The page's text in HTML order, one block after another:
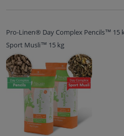
Pro-Linen® Day Complex Pencils™ 15
Sport Musli™ 15 kg